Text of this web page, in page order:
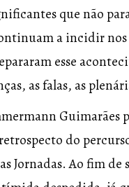
que não
a incidir nos
esse
as falas, as
Guimarães
do
Jornadas. Ao fim de